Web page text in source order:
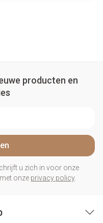
producten en
u zich in voor onze
onze privacy policy.